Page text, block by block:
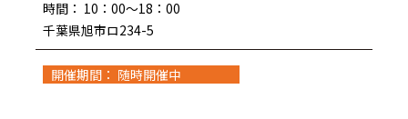
時間： 10：00～18：00
千葉県旭市ロ234-5
開催期間： 随時開催中